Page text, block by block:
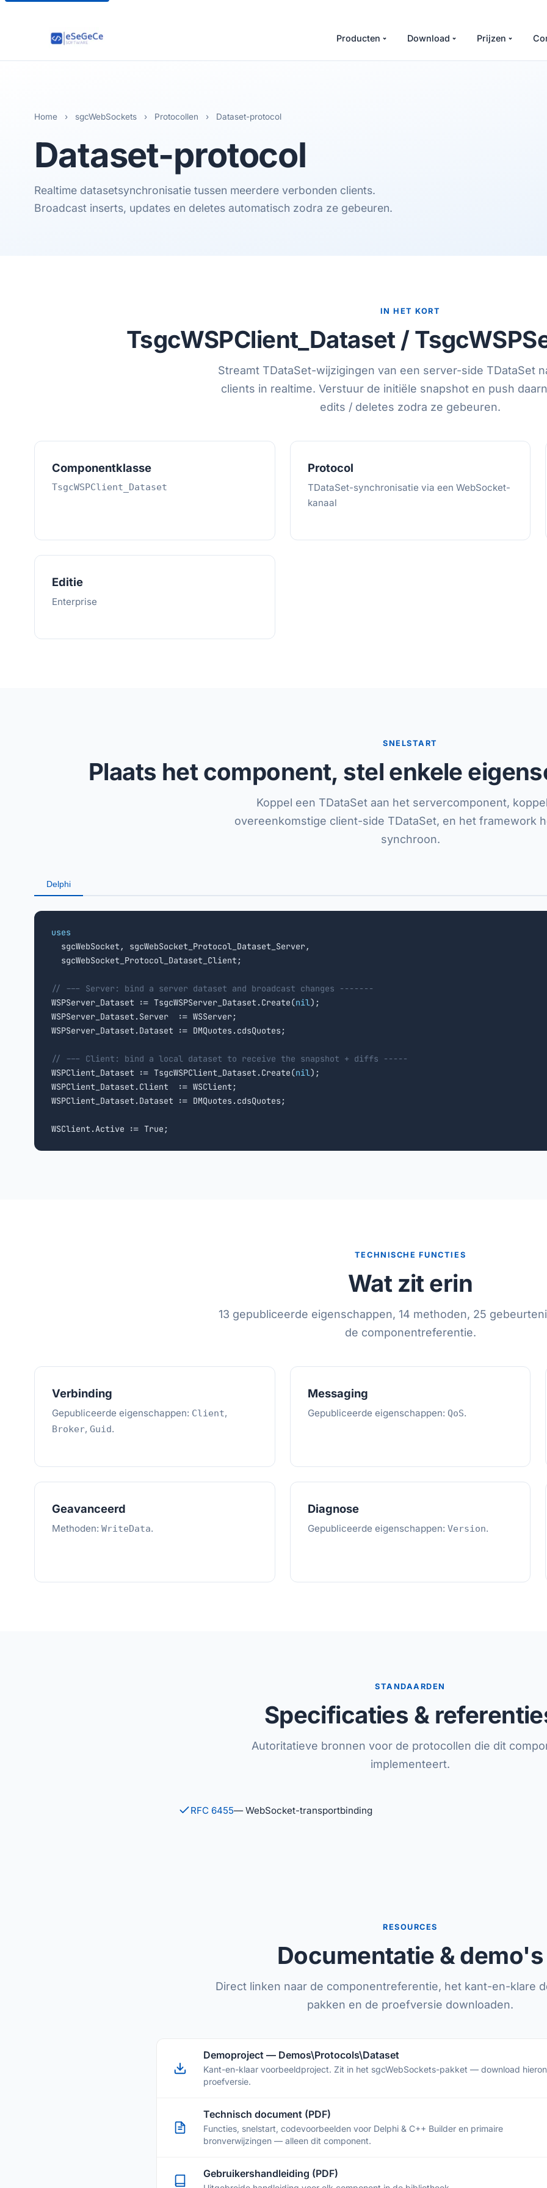
Producten Download Prijzen
Home › sgcWebSockets › Protocollen › Dataset-protocol
Dataset-protocol
Realtime datasetsynchronisatie tussen meerdere verbonden clients.
Broadcast inserts, updates en deletes automatisch zodra ze gebeuren.
IN HET KORT
TsgcWSPClient_Dataset /
Streamt TDataSet-wijzigingen van een server-side TDataSet
clients in realtime. Verstuur de initiële snapshot en push
edits / deletes zodra ze gebeuren.
Componentklasse
TsgcWSPClient_Dataset
Protocol
TDataSet-synchronisatie via een WebSocket-
kanaal
Editie
Enterprise
SNELSTART
Plaats het component, stel enkele
Koppel een TDataSet aan het servercomponent,
overeenkomstige client-side TDataSet, en het framework
synchroon.
Delphi
uses
sgcWebSocket, sgcWebSocket_Protocol_Dataset_Server,
  sgcWebSocket_Protocol_Dataset_Client;
// --- Server: bind a server dataset and broadcast changes -------
WSPServer_Dataset := TsgcWSPServer_Dataset.Create(nil);
WSPServer_Dataset.Server  := WSServer;
WSPServer_Dataset.Dataset := DMQuotes.cdsQuotes;
// --- Client: bind a local dataset to receive the snapshot + diffs -----
WSPClient_Dataset := TsgcWSPClient_Dataset.Create(nil);
WSPClient_Dataset.Client  := WSClient;
WSPClient_Dataset.Dataset := DMQuotes.cdsQuotes;
WSClient.Active := True;
TECHNISCHE FUNCTIES
Wat zit erin
13 gepubliceerde eigenschappen, 14 methoden, 25
de componentreferentie.
Verbinding
Gepubliceerde eigenschappen: Client,
Broker, Guid.
Messaging
Gepubliceerde eigenschappen: QoS.
Geavanceerd
Methoden: WriteData.
Diagnose
Gepubliceerde eigenschappen: Version.
STANDAARDEN
Specificaties &
Autoritatieve bronnen voor de protocollen die dit
implementeert.
RFC 6455— WebSocket-transportbinding
RESOURCES
Documentatie & demo's
Direct linken naar de componentreferentie, het kant-en-klare
pakken en de proefversie downloaden.
Demoproject — Demos\Protocols\Dataset
Kant-en-klaar voorbeeldproject. Zit in het sgcWebSockets-pakket — download
proefversie.
Technisch document (PDF)
Functies, snelstart, codevoorbeelden voor Delphi & C++ Builder en primaire
bronverwijzingen — alleen dit component.
Gebruikershandleiding (PDF)